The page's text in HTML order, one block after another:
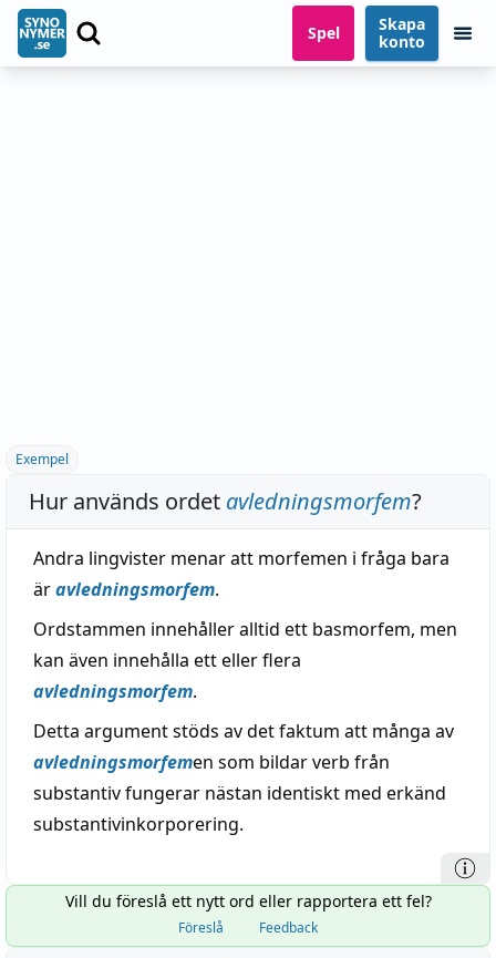
Spel
Skapa
konto
Exempel
Hur används ordet avledningsmorfem?
Andra lingvister menar att morfemen i fråga bara
äravledningsmorfem.
Ordstammen innehåller alltid ett basmorfem, men
kan även innehålla ett eller flera
avledningsmorfem.
Detta argument stöds av det faktum att många av
avledningsmorfemen som bildar verb från
substantiv fungerar nästan identiskt med erkänd
substantivinkorporering.
Vill du föreslå ett nytt ord eller rapportera ett fel?
Föreslå Feedback